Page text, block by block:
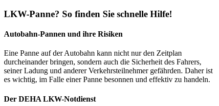
LKW-Panne? So finden Sie schnelle Hilfe!
Autobahn-Pannen und ihre Risiken
Eine Panne auf der Autobahn kann nicht nur den Zeitplan
durcheinander bringen, sondern auch die Sicherheit des Fahrers,
seiner Ladung und anderer Verkehrsteilnehmer gefährden. Daher ist
es wichtig, im Falle einer Panne besonnen und effektiv zu handeln.
Der DEHA LKW-Notdienst